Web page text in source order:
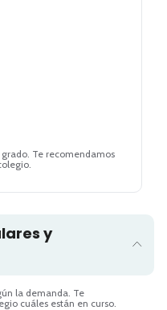
Te recomendamos
y
la demanda. Te
cuáles están en curso.